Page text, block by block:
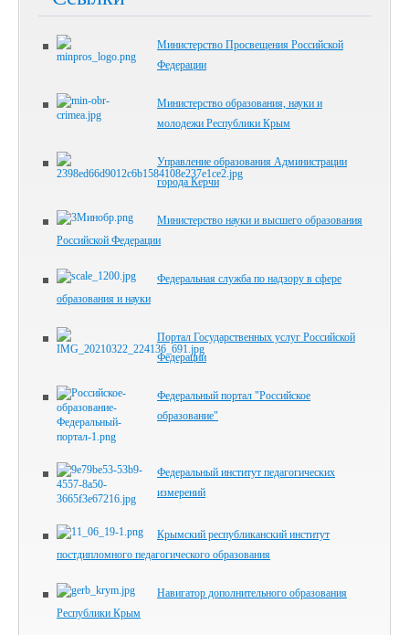
Министерство Просвещения Российской
Федерации
Министерство образования, науки и
молодежи Республики Крым
Управление образования Администрации
города Керчи
Министерство науки и высшего образования
Российской Федерации
Федеральная служба по надзору в сфере
образования и науки
Портал Государственных услуг Российской
Федерации
Федеральный портал "Российское
образование"
Федеральный институт педагогических
измерений
Крымский республиканский институт
постдипломного педагогического образования
Навигатор дополнительного образования
Республики Крым